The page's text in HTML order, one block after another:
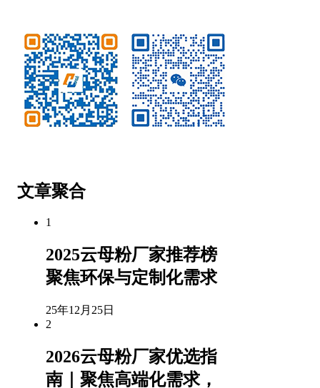
文章聚合
1
2025云母粉厂家推荐榜
聚焦环保与定制化需求
25年12月25日
2
2026云母粉厂家优选指
南｜聚焦高端化需求，